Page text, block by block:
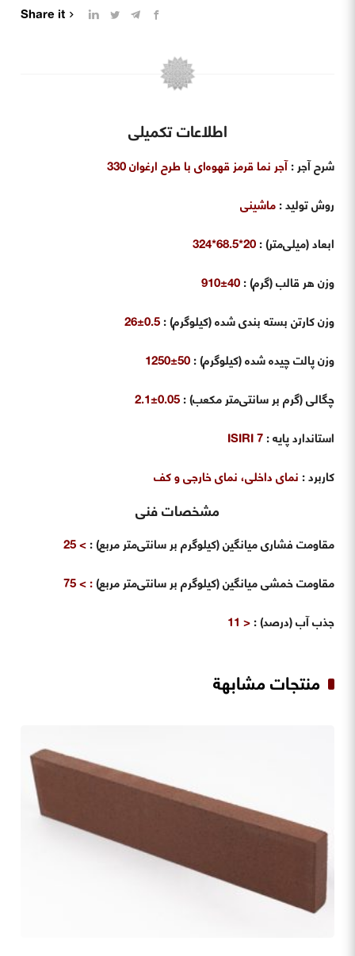
اطلاعات تکمیلی
شرح آجر:آجر نما قرمز قهوه‌ای با طرح ارغوان 330
روش تولید:ماشینی
ابعاد (میلی‌متر) :20*68.5*324
وزن هر قالب (گرم):
40±910
وزن کارتن بسته بندی شده (کیلوگرم):
0.5±26
وزن پالت چیده شده (کیلوگرم):
50±1250
چگالی (گرم بر سانتی‌متر مکعب):
0.05±2.1
استاندارد پایه:
ISIRI 7
کاربرد:نمای داخلی، نمای خارجی و کف
مشخصات فنی
مقاومت فشاری میانگین (کیلوگرم بر سانتی‌متر مربع):
> 25
مقاومت خمشی میانگین (کیلوگرم بر سانتی‌متر مربع):
> 75
جذب آب (درصد):
< 11
منتجات مشابهة